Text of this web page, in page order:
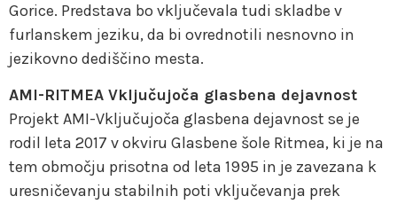
Gorice. Predstava bo vključevala tudi skladbe v
furlanskem jeziku, da bi ovrednotili nesnovno in
jezikovno dediščino mesta.
AMI-RITMEA Vključujoča glasbena dejavnost
Projekt AMI-Vključujoča glasbena dejavnost se je
rodil leta 2017 v okviru Glasbene šole Ritmea, ki je na
tem območju prisotna od leta 1995 in je zavezana k
uresničevanju stabilnih poti vključevanja prek